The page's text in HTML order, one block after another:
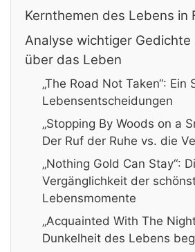
Kernthemen des Lebens in
Analyse wichtiger
über das Leben
„The Road Not Taken“: Ein
Lebensentscheidungen
„Stopping By Woods on a
Der Ruf der Ruhe vs. die
„Nothing Gold Can Stay“:
Vergänglichkeit der
Lebensmomente
„Acquainted With The
Dunkelheit des Lebens